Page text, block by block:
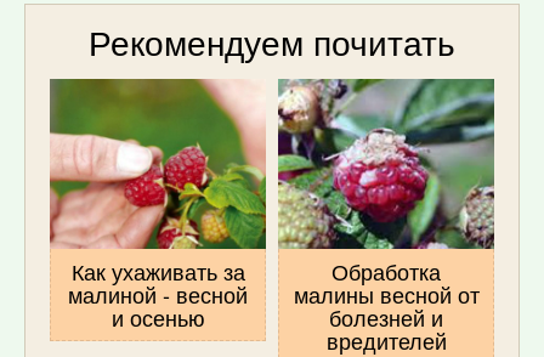
Рекомендуем почитать
Как ухаживать за
малиной - весной
и осенью
Обработка
малины весной от
болезней и
вредителей